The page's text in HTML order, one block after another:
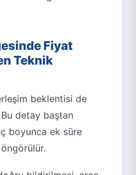
Fiyat
Teknik
beklentisi de
Bu detay baştan
boyunca ek süre
öngörülür.